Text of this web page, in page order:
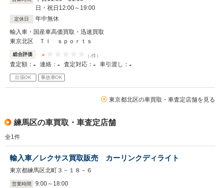
日・祝日12:00～ 19:00
定休日
年中無休
輸入車・国産車高価買取・迅速買取
東京北区 ＴＩ ｓｐｏｒｔｓ
総合評価 - （-件）
査定額： - 連絡： - 査定対応： - 車引渡し： -
出張OK 事故車OK
東京都北区の車買取・車査定店舗を見る
練馬区の車買取・車査定店舗
全1件
輸入車／レクサス買取販売 カーリンクディライト
東京都練馬区北町３－１８－６
営業時間 9:00～ 18:00